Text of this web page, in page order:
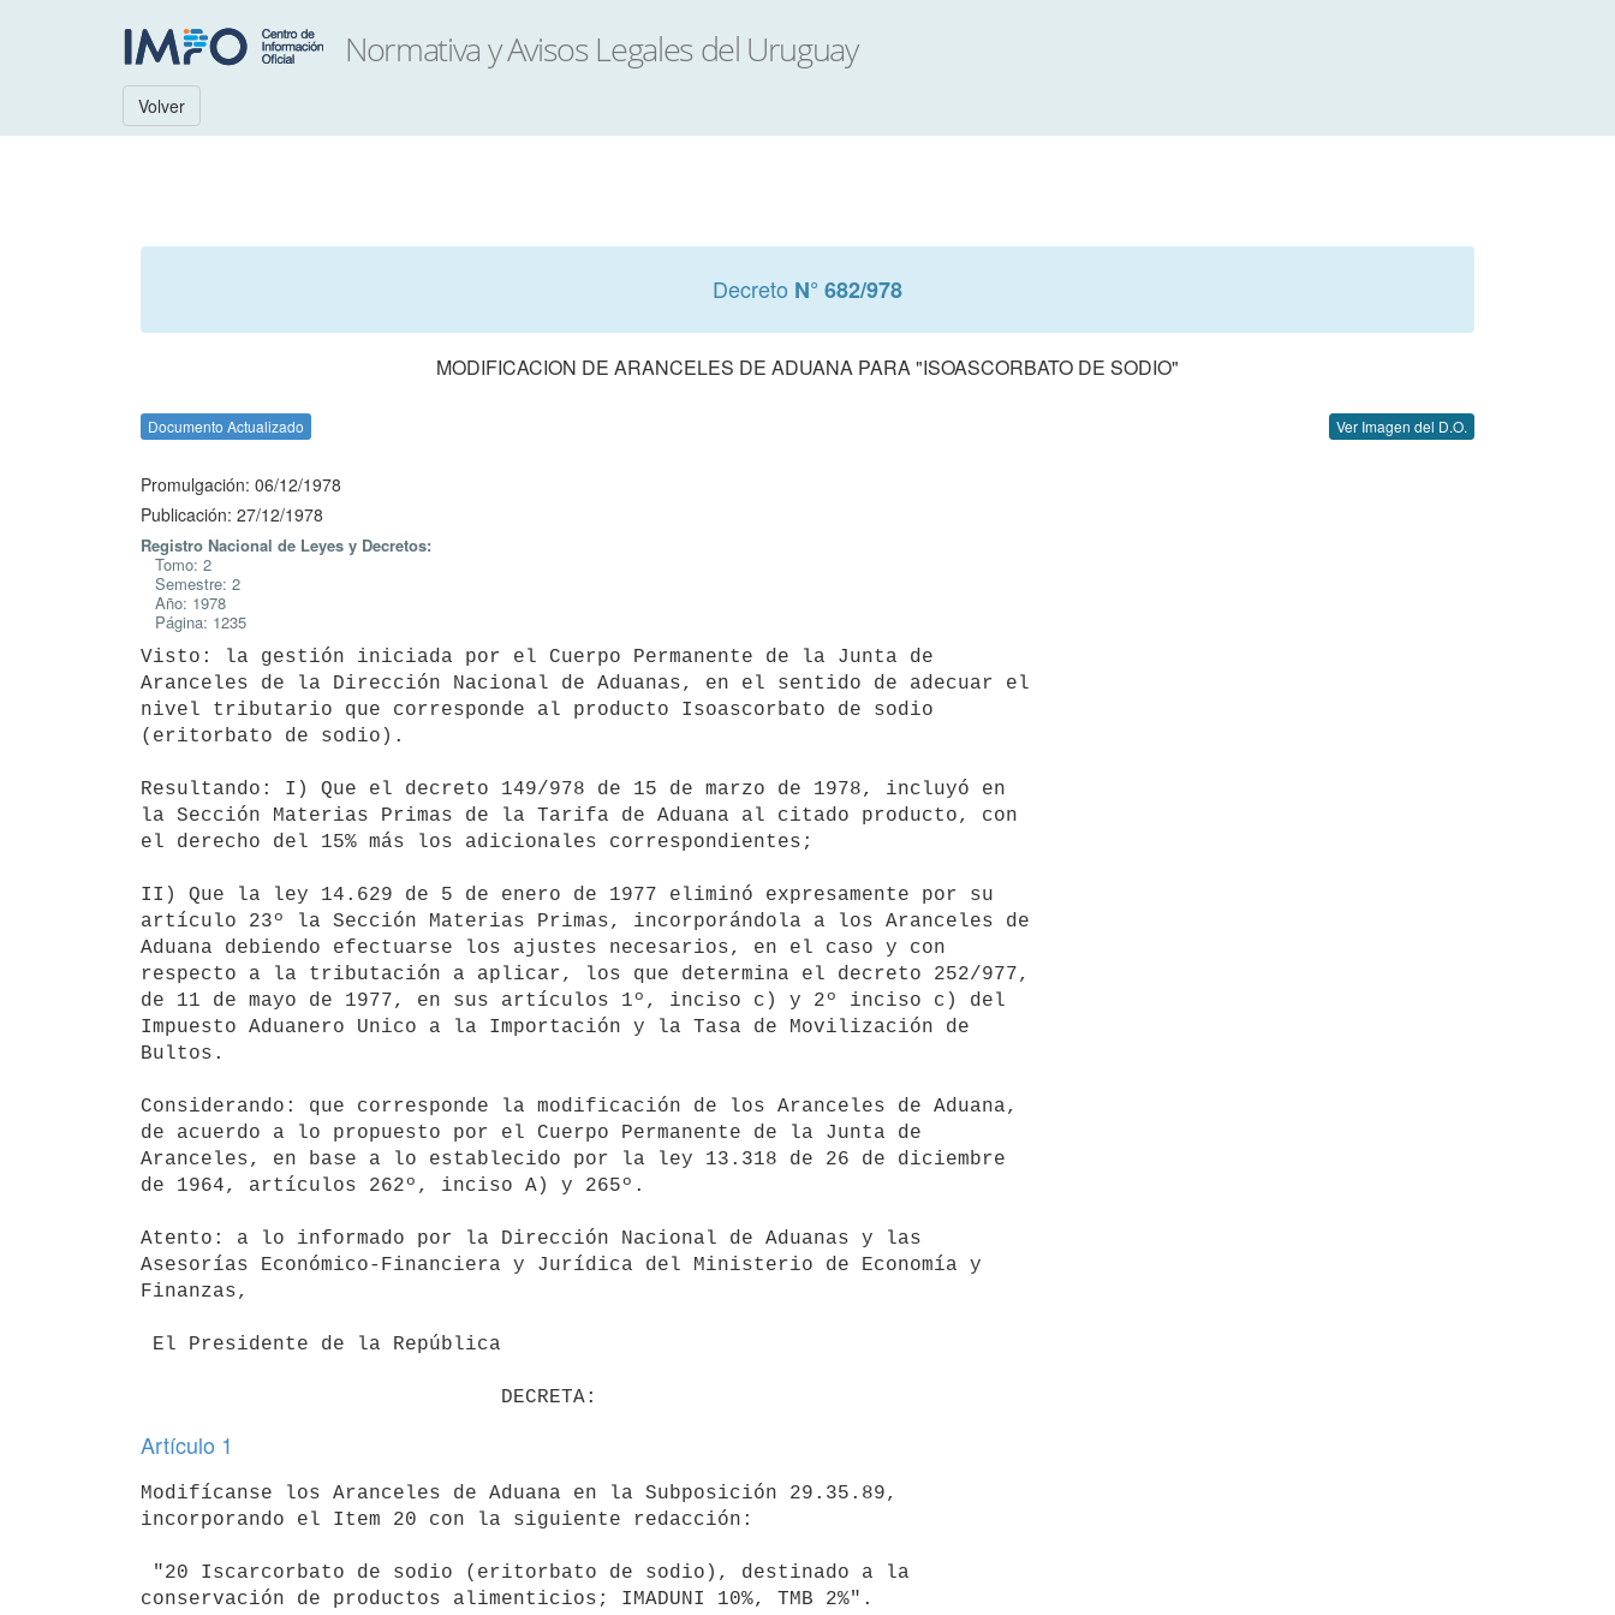
Volver
Decreto N° 682/978
MODIFICACION DE ARANCELES DE ADUANA PARA "ISOASCORBATO DE SODIO"
Documento Actualizado Ver Imagen del D.O.
Promulgación: 06/12/1978
Publicación: 27/12/1978
Registro Nacional de Leyes y Decretos:
Tomo: 2
Semestre: 2
Año: 1978
Página: 1235
Visto: la gestión iniciada por el Cuerpo Permanente de la Junta de
Aranceles de la Dirección Nacional de Aduanas, en el sentido de adecuar el
nivel tributario que corresponde al producto Isoascorbato de sodio
(eritorbato de sodio).
Resultando: I) Que el decreto 149/978 de 15 de marzo de 1978, incluyó en
la Sección Materias Primas de la Tarifa de Aduana al citado producto, con
el derecho del 15% más los adicionales correspondientes;
II) Que la ley 14.629 de 5 de enero de 1977 eliminó expresamente por su
artículo 23º la Sección Materias Primas, incorporándola a los Aranceles de
Aduana debiendo efectuarse los ajustes necesarios, en el caso y con
respecto a la tributación a aplicar, los que determina el decreto 252/977,
de 11 de mayo de 1977, en sus artículos 1º, inciso c) y 2º inciso c) del
Impuesto Aduanero Unico a la Importación y la Tasa de Movilización de
Bultos.
Considerando: que corresponde la modificación de los Aranceles de Aduana,
de acuerdo a lo propuesto por el Cuerpo Permanente de la Junta de
Aranceles, en base a lo establecido por la ley 13.318 de 26 de diciembre
de 1964, artículos 262º, inciso A) y 265º.
Atento: a lo informado por la Dirección Nacional de Aduanas y las
Asesorías Económico-Financiera y Jurídica del Ministerio de Economía y
Finanzas,
Artículo 1
Modifícanse los Aranceles de Aduana en la Subposición 29.35.89,
incorporando el Item 20 con la siguiente redacción: